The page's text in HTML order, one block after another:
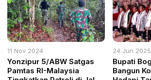
11 Nov 2024
Yonzipur 5/ABW Satgas
Pamtas RI-Malaysia
24 Jun 2025
Bupati
Bangun